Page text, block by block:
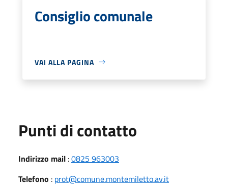
Consiglio comunale
VAI ALLA PAGINA
Punti di contatto
Indirizzo mail :0825 963003
Telefono : prot@comune.montemiletto.av.it